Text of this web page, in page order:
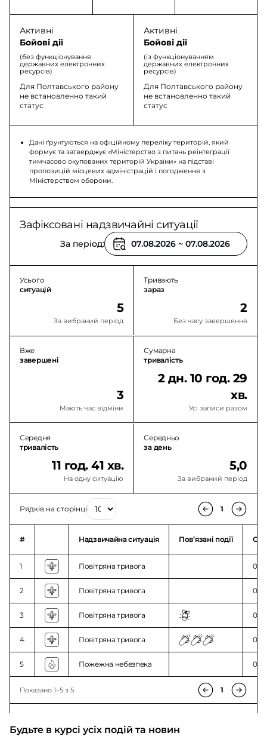
Активні
Бойові дії
(без функціонування
державних електронних
ресурсів)
Для Полтавського району
не встановленно такий
статус
Активні
Бойові дії
(із функціонуванням
державних електронних
ресурсів)
Для Полтавського району
не встановленно такий
статус
Дані ґрунтуються на офіційному переліку територій, який
формує та затверджує «Міністерство з питань реінтеграції
тимчасово окупованих територій України» на підставі
пропозицій місцевих адміністрацій і погодження з
Міністерством оборони.
Зафіксовані надзвичайні ситуації
За період:
Усього
ситуацій
5
За вибраний період
Тривають
зараз
2
Без часу завершення
Вже
завершені
3
Мають час відміни
Сумарна
тривалість
2 дн. 10 год. 29
хв.
Усі записи разом
Середня
тривалість
11 год. 41 хв.
На одну ситуацію
Середньо
за день
5,0
За вибраний період
Рядків на сторінці 1
# Надзвичайна ситуація Повʼязані події
1 Повітряна тривога
2 Повітряна тривога
3 Повітряна тривога
4 Повітряна тривога
5 Пожежна небезпека
Показано 1–5 з 5 1
Будьте в курсі усіх подій та новин